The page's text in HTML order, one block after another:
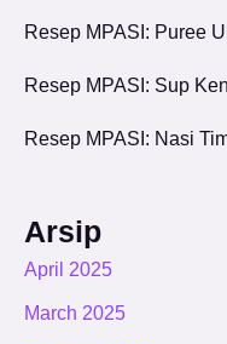
Resep MPASI: Puree
Resep MPASI: Sup
Resep MPASI: Nasi
Arsip
April 2025
March 2025